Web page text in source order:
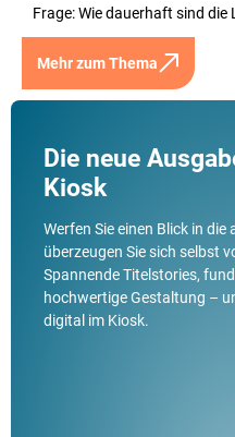
Frage: Wie dauerhaft sind die
Mehr zum Thema
Die neue
Kiosk
Werfen Sie einen Blick in die
überzeugen Sie sich selbst
Spannende Titelstories,
hochwertige Gestaltung –
digital im Kiosk.